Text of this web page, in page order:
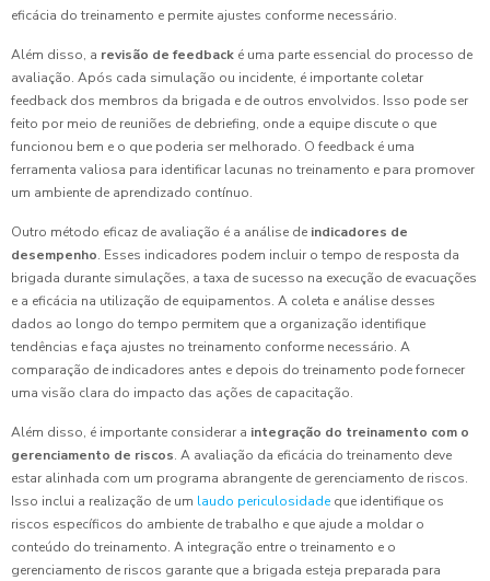
eficácia do treinamento e permite ajustes conforme necessário.
Além disso, a revisão de feedback é uma parte essencial do processo de
avaliação. Após cada simulação ou incidente, é importante coletar
feedback dos membros da brigada e de outros envolvidos. Isso pode ser
feito por meio de reuniões de debriefing, onde a equipe discute o que
funcionou bem e o que poderia ser melhorado. O feedback é uma
ferramenta valiosa para identificar lacunas no treinamento e para promover
um ambiente de aprendizado contínuo.
Outro método eficaz de avaliação é a análise de indicadores de
desempenho. Esses indicadores podem incluir o tempo de resposta da
brigada durante simulações, a taxa de sucesso na execução de evacuações
e a eficácia na utilização de equipamentos. A coleta e análise desses
dados ao longo do tempo permitem que a organização identifique
tendências e faça ajustes no treinamento conforme necessário. A
comparação de indicadores antes e depois do treinamento pode fornecer
uma visão clara do impacto das ações de capacitação.
Além disso, é importante considerar a integração do treinamento com o
gerenciamento de riscos. A avaliação da eficácia do treinamento deve
estar alinhada com um programa abrangente de gerenciamento de riscos.
Isso inclui a realização de um laudo periculosidade que identifique os
riscos específicos do ambiente de trabalho e que ajude a moldar o
conteúdo do treinamento. A integração entre o treinamento e o
gerenciamento de riscos garante que a brigada esteja preparada para